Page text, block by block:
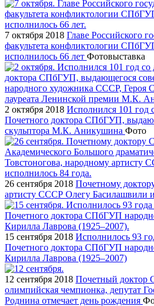
7 октября 2018 Главе Российского
факультета конфликтологии
исполнилось 66 лет Фотовыставка
2 октября 2018 Исполнился 101 год
Почетного доктора СПбГУП,
скульптора М.К. Аникушина Фото
26 сентября 2018 Почетному
артисту СССР Олегу Басилашвили
15 сентября 2018 Исполнилось 93
Почетного доктора СПбГУП
Кирилла Лаврова (1925–2007)
12 сентября 2018 Почетный доктор
олимпийская чемпионка, депутат
Роднина отмечает день рождения